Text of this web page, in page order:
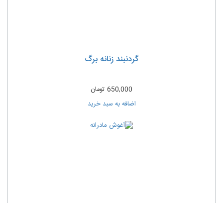
گردنبند زنانه برگ
650,000 تومان
اضافه به سبد خرید